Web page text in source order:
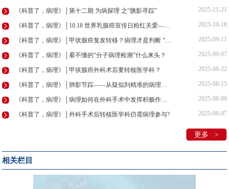
《科普了，病理》│第十二期 为病探理 之“胰影寻踪” 2025-11-21
2025-10-18
2025-09-11
《科普了，病理》│看不懂的“分子病理检测”什么来头？ 2025-09-07
《科普了，病理》│甲状腺癌外科术后要转核医学科？ 2025-08-22
2025-08-15
2025-08-09
《科普了，病理》│外科手术后转核医学科仍需病理参与? 2025-08-07
更多 >
相关栏目